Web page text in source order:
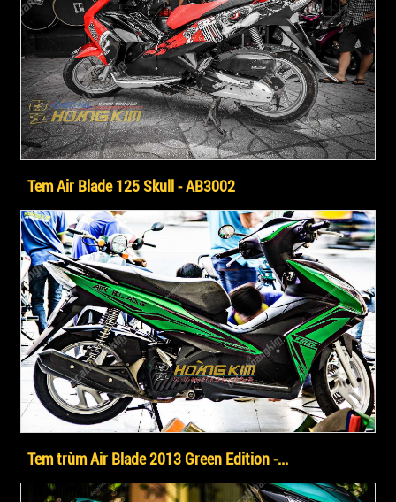
Tem Air Blade 125 Skull - AB3002
Tem trùm Air Blade 2013 Green Edition -...